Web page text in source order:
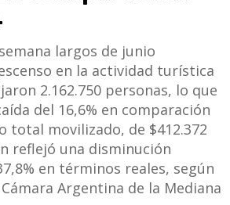
largos de junio
en la actividad turística
2.162.750 personas, lo que
del 16,6% en comparación
total movilizado, de $412.372
reflejó una disminución
en términos reales, según
Argentina de la Mediana